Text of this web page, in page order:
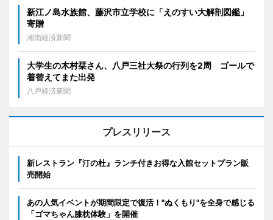
新江ノ島水族館、藤沢市立学校に「えのすい大解剖図鑑」
寄贈
湘南経済新聞
大学生の木村栞さん、八戸三社大祭の行列を2周 ゴールで
着替えてまた出発
八戸経済新聞
プレスリリース
新レストラン『汀の杜』ランチ付きお得な入館セットプラン販
売開始
あの人気イベントが期間限定で復活！"ぬくもり"を全身で感じる
「ゴマちゃん膝枕体験」を開催